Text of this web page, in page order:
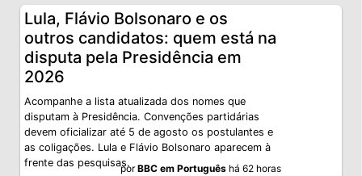
Lula, Flávio Bolsonaro e os
outros candidatos: quem está na
disputa pela Presidência em
2026
Acompanhe a lista atualizada dos nomes que
disputam à Presidência. Convenções partidárias
devem oficializar até 5 de agosto os postulantes e
as coligações. Lula e Flávio Bolsonaro aparecem à
frente das pesquisas.porBBC em Português há 62 horas